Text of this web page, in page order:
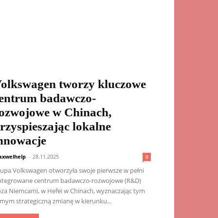
tworzy kluczowe
badawczo-
w Chinach,
lokalne
- 28.11.2025 0
Volkswagen otworzyła swoje pierwsze w pełni
centrum badawczo-rozwojowe (R&D)
Niemcami, w Hefei w Chinach, wyznaczając tym
strategiczną zmianę w kierunku...